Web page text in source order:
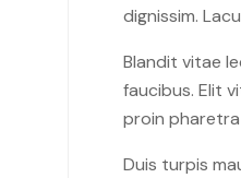
dignissim.
Blandit vitae
faucibus. Elit
proin
Duis turpis